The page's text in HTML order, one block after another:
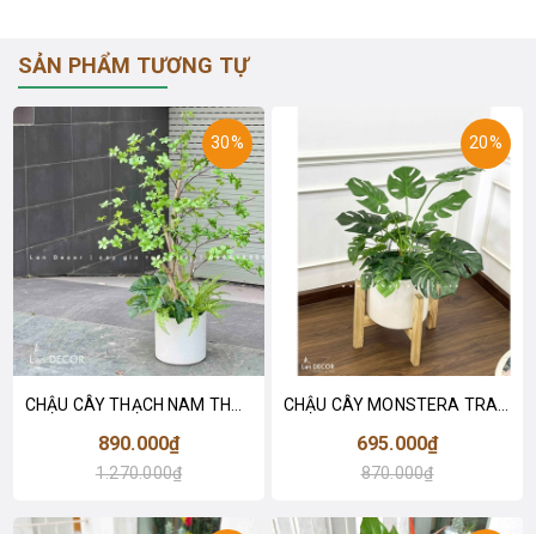
SẢN PHẨM TƯƠNG TỰ
30%
CHẬU CÂY THẠCH NAM THÂN GỖ THIẾT KẾ LAN DECOR (110cm)- CC822
890.000₫
1.270.000₫
20%
CHẬU CÂY MONSTERA TRANG TRÍ NHÀ ĐẸP- CC700
695.000₫
870.000₫